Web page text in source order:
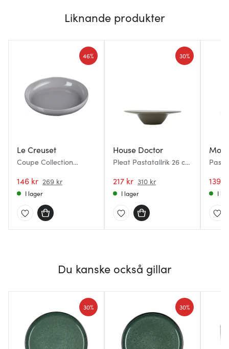
Liknande produkter
Le Creuset
Coupe Collection
146 kr 269 kr
46%
I lager
House Doctor
Pleat Pastatallrik 26 cm
217 kr 310 kr
30%
I lager
139
I
Du kanske också gillar
30% 30%